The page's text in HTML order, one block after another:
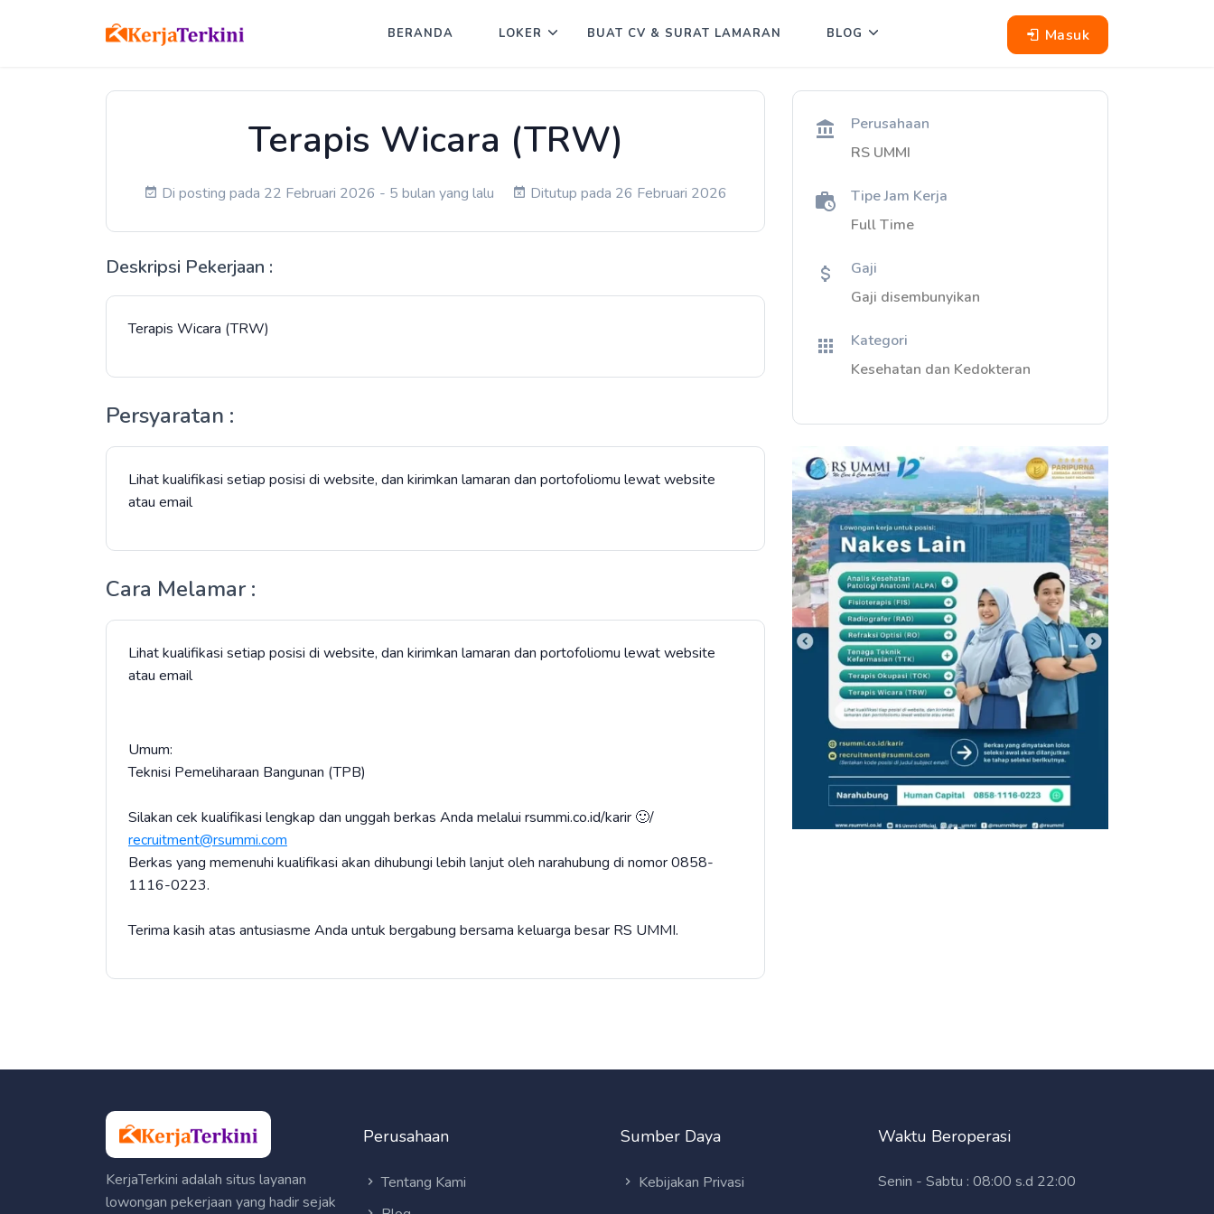
Masuk
BERANDA LOKER BUAT CV & SURAT LAMARAN BLOG
Terapis Wicara (TRW)
Di posting pada 22 Februari 2026 - 5 bulan yang lalu Ditutup pada 26 Februari 2026
Deskripsi Pekerjaan :
Terapis Wicara (TRW)
Persyaratan :
Lihat kualifikasi setiap posisi di website, dan kirimkan lamaran dan portofoliomu lewat website
atau email
Cara Melamar :
Lihat kualifikasi setiap posisi di website, dan kirimkan lamaran dan portofoliomu lewat website
atau email
Umum:
Teknisi Pemeliharaan Bangunan (TPB)
Silakan cek kualifikasi lengkap dan unggah berkas Anda melalui rsummi.co.id/karir 🙂/
recruitment@rsummi.com
Berkas yang memenuhi kualifikasi akan dihubungi lebih lanjut oleh narahubung di nomor 0858-
1116-0223.
Terima kasih atas antusiasme Anda untuk bergabung bersama keluarga besar RS UMMI.
Perusahaan
RS UMMI
Tipe Jam Kerja
Full Time
Gaji
Gaji disembunyikan
Kategori
Kesehatan dan Kedokteran
KerjaTerkini adalah situs layanan
lowongan pekerjaan yang hadir sejak
Perusahaan
Tentang Kami
Sumber Daya
Kebijakan Privasi
Waktu Beroperasi
Senin - Sabtu : 08:00 s.d 22:00